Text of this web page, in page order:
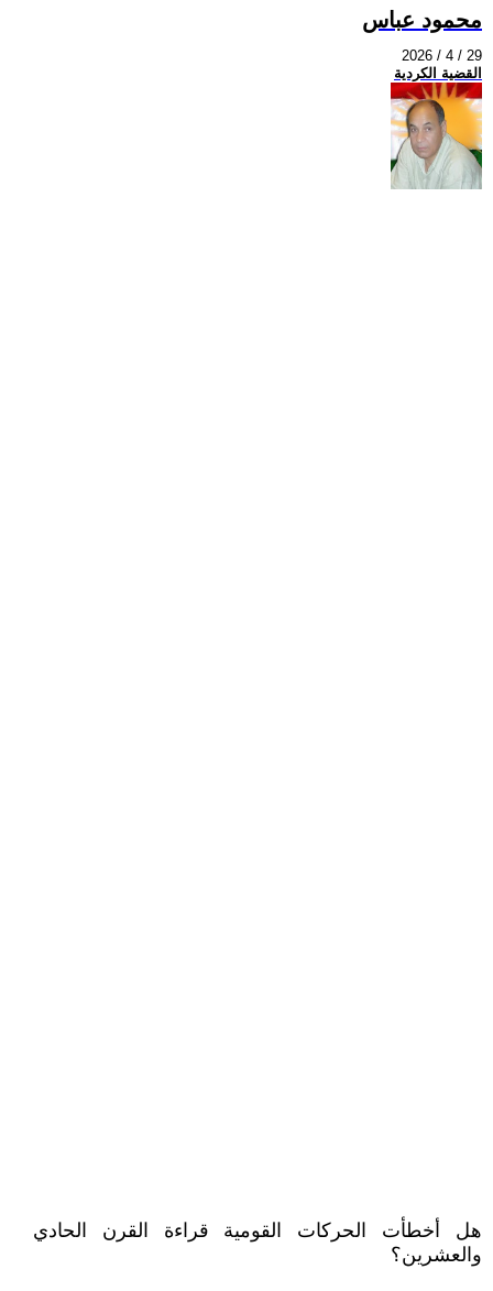
محمود عباس
2026 / 4 / 29
القضية الكردية
هل أخطأت الحركات القومية قراءة القرن الحادي
والعشرين؟